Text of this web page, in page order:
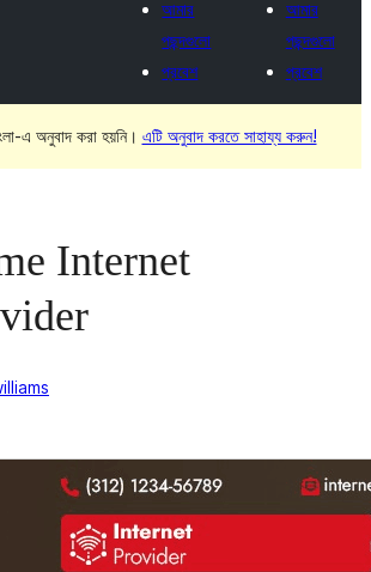
আমার
পছন্দগুলো
প্রবেশ
আমার
পছন্দগুলো
প্রবেশ
এ অনুবাদ করা হয়নি। এটি অনুবাদ করতে সাহায্য করুন!
Internet